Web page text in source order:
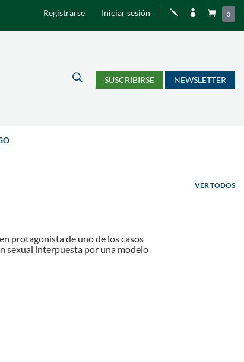
Registrarse Iniciar sesión j   0
U SUSCRIBIRSE NEWSLETTER
VER TODOS
protagonista de uno de los casos
sexual interpuesta por una modelo